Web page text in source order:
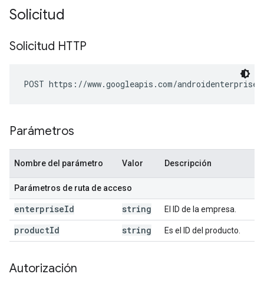
Solicitud
Solicitud HTTP
POST https://www.googleapis.com/
Parámetros
Nombre del parámetro Valor Descripción
Parámetros de ruta de acceso
enterpriseId string El ID de la empresa.
productId string Es el ID del producto.
Autorización